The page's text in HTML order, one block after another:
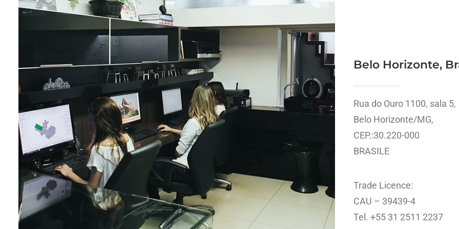
Belo Horizonte,
Rua do Ouro 1100, sala 5,
Belo Horizonte/MG,
CEP.:30.220-000
BRASILE
Trade Licence:
CAU – 39439-4
Tel. +55 31 2511 2237